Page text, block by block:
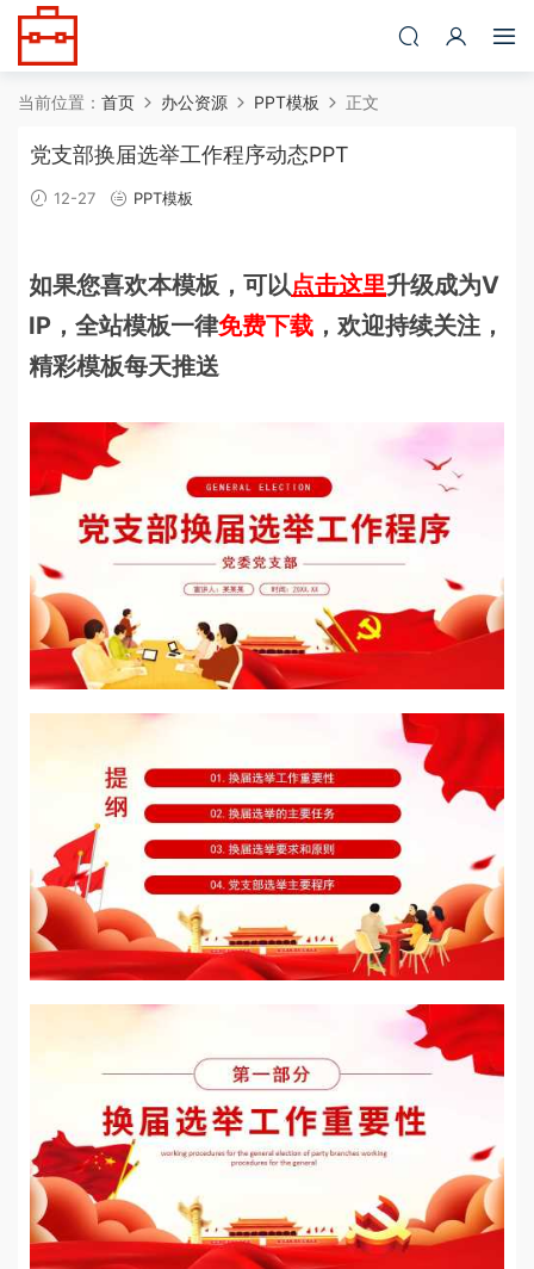
当前位置： 首页 办公资源 PPT模板 正文
党支部换届选举工作程序动态PPT
12-27 PPT模板
如果您喜欢本模板，可以点击这里升级成为V
IP，全站模板一律免费下载 ，欢迎持续关注，
精彩模板每天推送